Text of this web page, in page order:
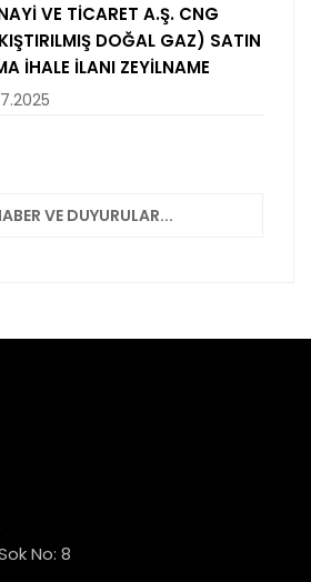
VE TİCARET A.Ş. CNG
DOĞAL GAZ) SATIN
İHALE İLANI ZEYİLNAME
VE DUYURULAR...
No: 8